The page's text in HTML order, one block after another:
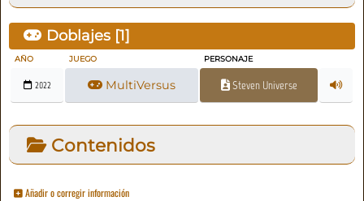
Doblajes [1]
AÑO JUEGO PERSONAJE
2022 MultiVersus Steven Universe
Contenidos
Añadir o corregir información